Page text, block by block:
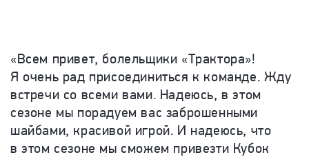
«Всем привет, болельщики «Трактора»!
Я очень рад присоединиться к команде. Жду
встречи со всеми вами. Надеюсь, в этом
сезоне мы порадуем вас заброшенными
шайбами, красивой игрой. И надеюсь, что
в этом сезоне мы сможем привезти Кубок